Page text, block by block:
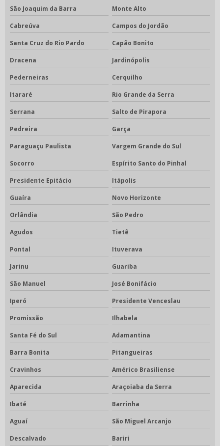
São Joaquim da Barra Monte Alto
Cabreúva Campos do Jordão
Santa Cruz do Rio Pardo Capão Bonito
Dracena Jardinópolis
Pederneiras Cerquilho
Itararé Rio Grande da Serra
Serrana Salto de Pirapora
Pedreira Garça
Paraguaçu Paulista Vargem Grande do Sul
Socorro Espírito Santo do Pinhal
Presidente Epitácio Itápolis
Guaíra Novo Horizonte
Orlândia São Pedro
Agudos Tietê
Pontal Ituverava
Jarinu Guariba
São Manuel José Bonifácio
Iperó Presidente Venceslau
Promissão Ilhabela
Santa Fé do Sul Adamantina
Barra Bonita Pitangueiras
Cravinhos Américo Brasiliense
Aparecida Araçoiaba da Serra
Ibaté Barrinha
Aguaí São Miguel Arcanjo
Descalvado Bariri